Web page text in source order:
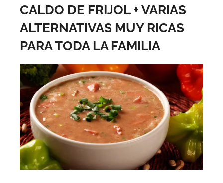
CALDO DE FRIJOL + VARIAS
ALTERNATIVAS MUY RICAS
PARA TODA LA FAMILIA